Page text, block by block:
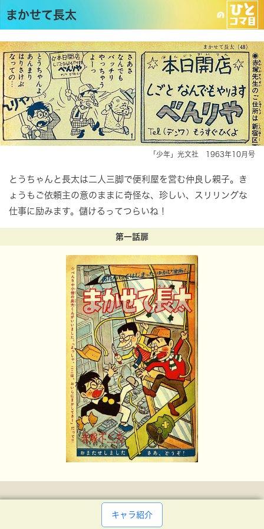
まかせて長太
「少年」光文社 1963年10月号
とうちゃんと長太は二人三脚で便利屋を営む仲良し親子。き
ょうもご依頼主の意のままに奇怪な、珍しい、スリリングな
仕事に励みます。儲けるってつらいね！
第一話扉
キャラ紹介